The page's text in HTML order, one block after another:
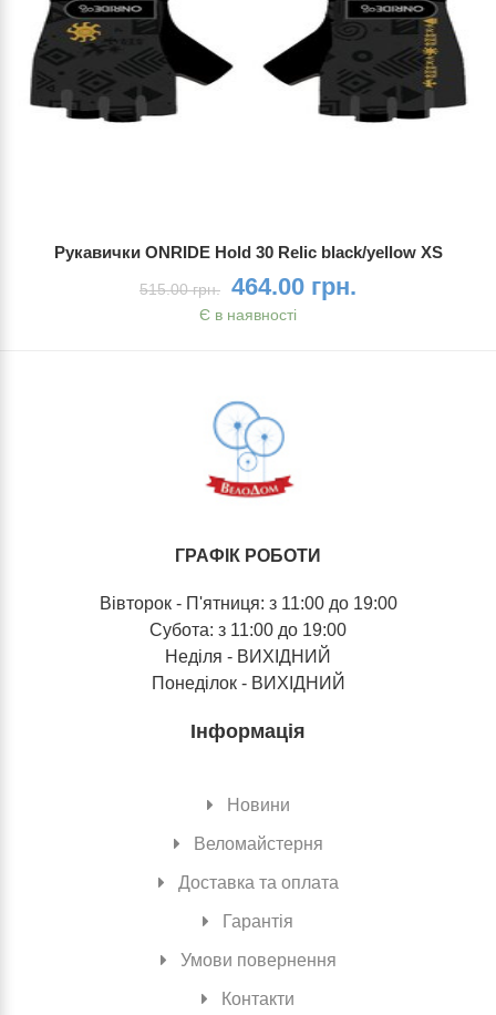
Рукавички ONRIDE Hold 30 Relic black/yellow XS
515.00 грн. 464.00 грн.
Є в наявності
ГРАФІК РОБОТИ
Вівторок - П'ятниця: з 11:00 до 19:00
Субота: з 11:00 до 19:00
Неділя - ВИХІДНИЙ
Понеділок - ВИХІДНИЙ
Інформація
Новини
Веломайстерня
Доставка та оплата
Гарантія
Умови повернення
Контакти